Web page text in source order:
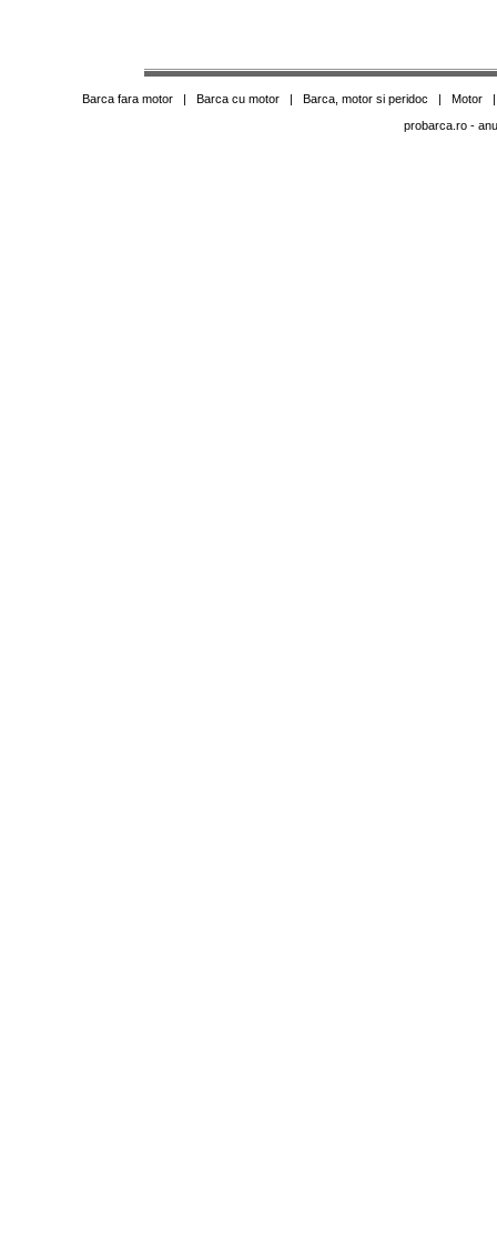
Barca fara motor| Barca cu motor| Barca, motor si peridoc | Motor
probarca.ro-